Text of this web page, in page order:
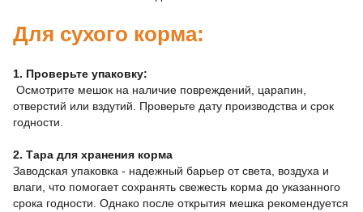
Для сухого корма:
1. Проверьте упаковку:
Осмотрите мешок на наличие повреждений, царапин,
отверстий или вздутий. Проверьте дату производства и срок
годности.
2. Тара для хранения корма
Заводская упаковка - надежный барьер от света, воздуха и
влаги, что помогает сохранять свежесть корма до указанного
срока годности. Однако после открытия мешка рекомендуется